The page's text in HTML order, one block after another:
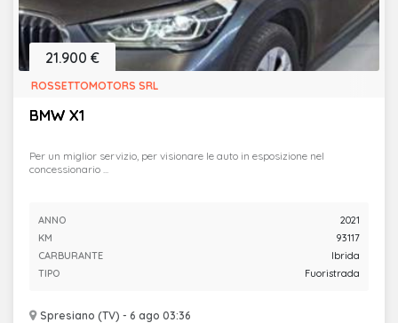
BMW X1
Spresiano (TV) - 6 ago 03:36
21.900 €
ROSSETTOMOTORS SRL
Per un miglior servizio, per visionare le auto in esposizione nel
concessionario ...
ANNO
2021
KM
93117
CARBURANTE
Ibrida
TIPO
Fuoristrada